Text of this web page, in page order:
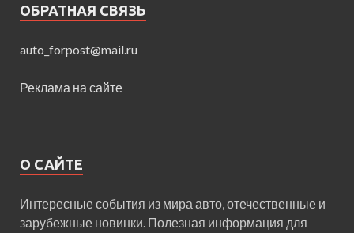
ОБРАТНАЯ СВЯЗЬ
auto_forpost@mail.ru
Реклама на сайте
О САЙТЕ
Интересные события из мира авто, отечественные и
зарубежные новинки. Полезная информация для